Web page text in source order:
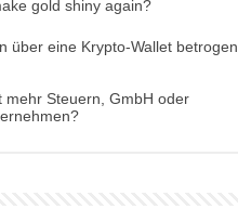
gold shiny again?
über eine Krypto-Wallet betrogen
mehr Steuern, GmbH oder